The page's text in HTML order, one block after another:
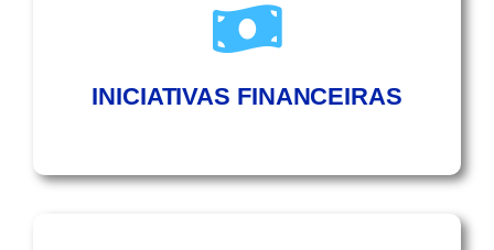
INICIATIVAS FINANCEIRAS